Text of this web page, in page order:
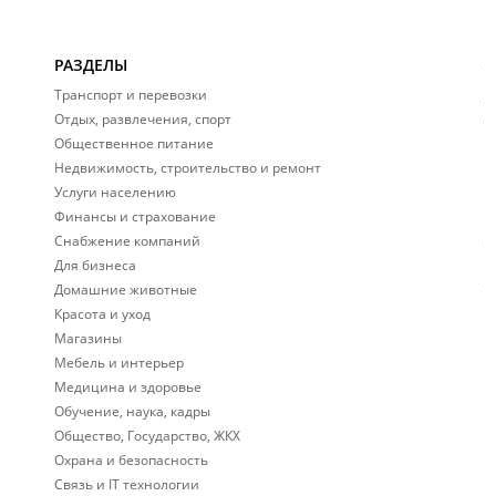
РАЗДЕЛЫ
Транспорт и перевозки
Отдых, развлечения, спорт
Общественное питание
Недвижимость, строительство и ремонт
Услуги населению
Финансы и страхование
Снабжение компаний
Для бизнеса
Домашние животные
Красота и уход
Магазины
Мебель и интерьер
Медицина и здоровье
Обучение, наука, кадры
Общество, Государство, ЖКХ
Охрана и безопасность
Связь и IT технологии